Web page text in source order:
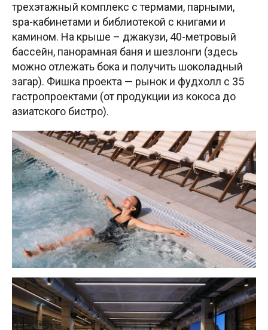
трехэтажный комплекс с термами, парными,
spa-кабинетами и библиотекой с книгами и
камином. На крыше – джакузи, 40-метровый
бассейн, панорамная баня и шезлонги (здесь
можно отлежать бока и получить шоколадный
загар). Фишка проекта — рынок и фудхолл с 35
гастропроектами (от продукции из кокоса до
азиатского бистро).